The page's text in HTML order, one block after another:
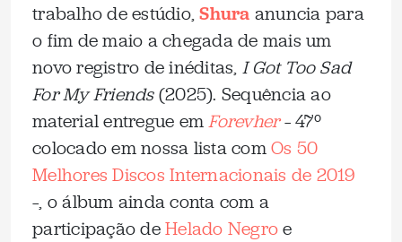
trabalho de estúdio,Shura anuncia para
o fim de maio a chegada de mais um
novo registro de inéditas, I Got Too Sad
For My Friends(2025). Sequência ao
material entregue emForevher– 47º
colocado em nossa lista comOs 50
Melhores Discos Internacionais de 2019
–, o álbum ainda conta com a
participação deHelado Negroe